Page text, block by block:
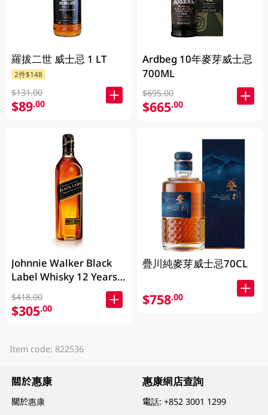
羅拔二世 威士忌 1 LT
2件$148
$131.00
$89.00
Johnnie Walker Black
Label Whisky 12 Years
700ML
$418.00
$305.00
Ardbeg 10年麥芽威士忌
700ML
$695.00
$665.00
疊川純麥芽威士忌70CL
$758.00
Item code: 822536
關於惠康
關於惠康
惠康網店查詢
電話:+852 3001 1299